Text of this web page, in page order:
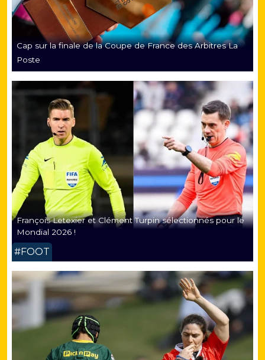
Cap sur la finale de la Coupe de France des Arbitres La
Poste
François Letexier et Clément Turpin sélectionnés pour le
Mondial 2026 !
#FOOT